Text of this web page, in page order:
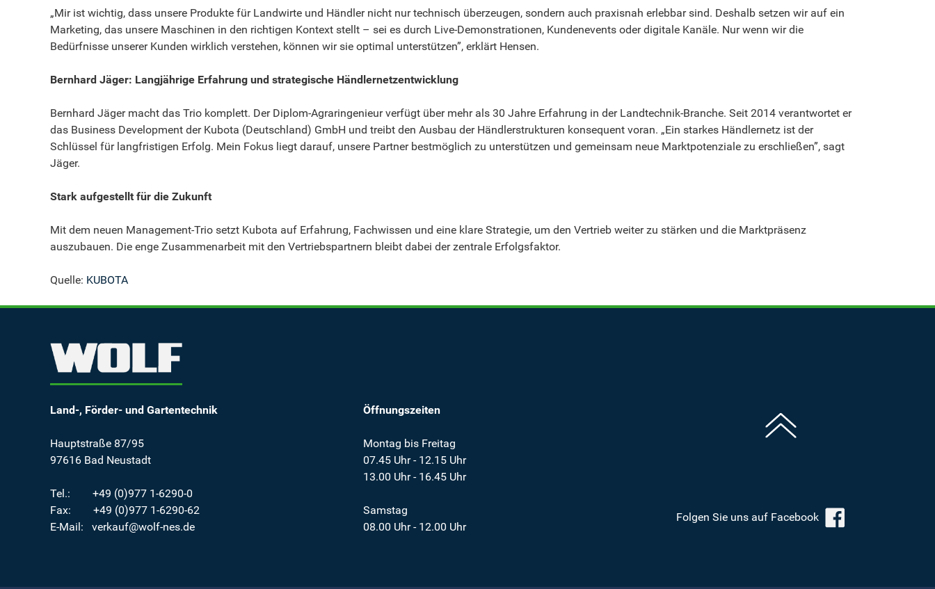
„Mir ist wichtig, dass unsere Produkte für Landwirte und Händler nicht nur technisch überzeugen, sondern auch praxisnah erlebbar sind. Deshalb setzen wir auf ein
Marketing, das unsere Maschinen in den richtigen Kontext stellt – sei es durch Live-Demonstrationen, Kundenevents oder digitale Kanäle. Nur wenn wir die
Bedürfnisse unserer Kunden wirklich verstehen, können wir sie optimal unterstützen”, erklärt Hensen.
Bernhard Jäger: Langjährige Erfahrung und strategische Händlernetzentwicklung
Bernhard Jäger macht das Trio komplett. Der Diplom-Agraringenieur verfügt über mehr als 30 Jahre Erfahrung in der Landtechnik-Branche. Seit 2014 verantwortet er
das Business Development der Kubota (Deutschland) GmbH und treibt den Ausbau der Händlerstrukturen konsequent voran. „Ein starkes Händlernetz ist der
Schlüssel für langfristigen Erfolg. Mein Fokus liegt darauf, unsere Partner bestmöglich zu unterstützen und gemeinsam neue Marktpotenziale zu erschließen”, sagt
Jäger.
Stark aufgestellt für die Zukunft
Mit dem neuen Management-Trio setzt Kubota auf Erfahrung, Fachwissen und eine klare Strategie, um den Vertrieb weiter zu stärken und die Marktpräsenz
auszubauen. Die enge Zusammenarbeit mit den Vertriebspartnern bleibt dabei der zentrale Erfolgsfaktor.
Quelle: KUBOTA
Land-, Förder- und Gartentechnik
Hauptstraße 87/95
97616 Bad Neustadt
Tel.: +49 (0)977 1-6290-0
Fax: +49 (0)977 1-6290-62
E-Mail: verkauf@wolf-nes.de
Öffnungszeiten
Montag bis Freitag
07.45 Uhr - 12.15 Uhr
13.00 Uhr - 16.45 Uhr
Samstag
08.00 Uhr - 12.00 Uhr
Folgen Sie uns auf Facebook